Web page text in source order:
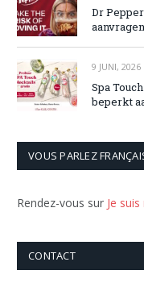
Dr
aanvragen
9 JUNI, 2026
Spa
beperkt
VOUS PARLEZ
Rendez-vous sur Je
CONTACT